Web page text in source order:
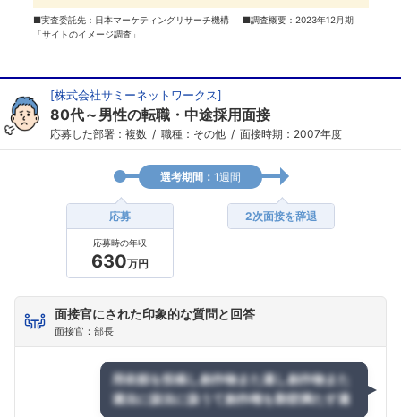
■実査委託先：日本マーケティングリサーチ機構 ■調査概要：2023年12月期
「サイトのイメージ調査」
[株式会社サミーネットワークス]
80代～男性の転職・中途採用面接
応募した部署：複数 職種：その他 面接時期：2007年度
選考期間： 1週間
応募
応募時の年収
630万円
2次面接を辞退
面接官にされた印象的な質問と回答
面接官：部長